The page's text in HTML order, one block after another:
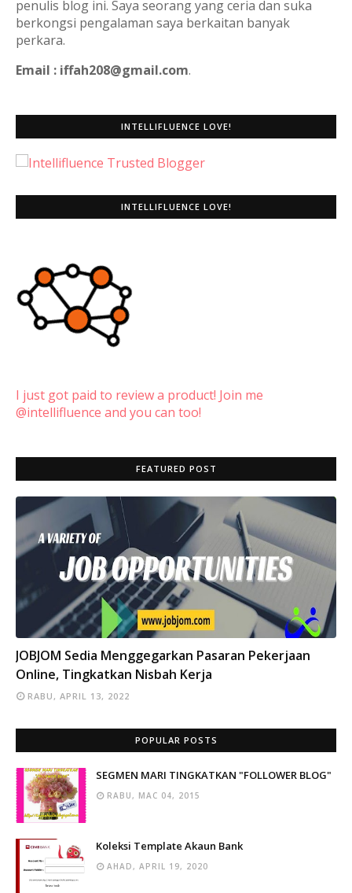
penulis blog ini. Saya seorang yang ceria dan suka
berkongsi pengalaman saya berkaitan banyak
perkara.
Email : iffah208@gmail.com.
INTELLIFLUENCE LOVE!
INTELLIFLUENCE LOVE!
I just got paid to review a product! Join me
@intellifluence and you can too!
FEATURED POST
INFO
JOBJOM Sedia Menggegarkan Pasaran Pekerjaan
Online, Tingkatkan Nisbah Kerja
RABU, APRIL 13, 2022
POPULAR POSTS
SEGMEN MARI TINGKATKAN "FOLLOWER BLOG"
RABU, MAC 04, 2015
Koleksi Template Akaun Bank
AHAD, APRIL 19, 2020